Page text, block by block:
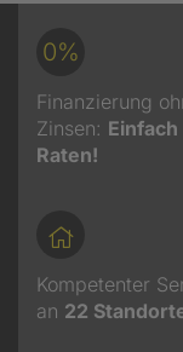
0%
Finanzierung
Zinsen: Einfach
Raten!
Kompetenter
an 22